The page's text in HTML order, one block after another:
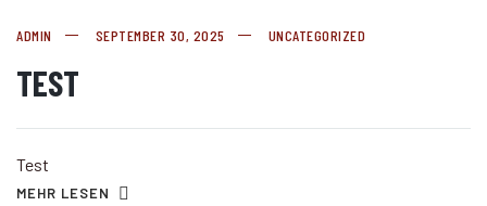
ADMIN SEPTEMBER 30, 2025 UNCATEGORIZED
TEST
Test
MEHR LESEN